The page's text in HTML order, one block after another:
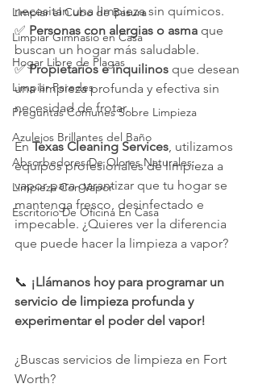
Limpiar el Cubo de Basura
Limpiar Gimnasio en Casa
Hogar Libre de Plagas
Limpiar Paredes
Preguntas Comunes Sobre Limpieza
Azulejos Brillantes del Baño
Absorbedores De Olores Naturales:
Limpieza Con Vapor
Escritorio De Oficina En Casa
necesitan una limpieza sin químicos.
✅ Personas con alergias o asma que
buscan un hogar más saludable.
✅ Propietarios e inquilinos que desean
una limpieza profunda y efectiva sin
necesidad de frotar.
En Texas Cleaning Services, utilizamos
equipos profesionales de limpieza a
vapor para garantizar que tu hogar se
mantenga fresco, desinfectado e
impecable. ¿Quieres ver la diferencia
que puede hacer la limpieza a vapor?
📞 ¡Llámanos hoy para programar un
servicio de limpieza profunda y
experimentar el poder del vapor!
¿Buscas servicios de limpieza en Fort
Worth?